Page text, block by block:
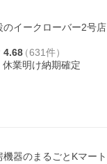
のイークローバー2号店
4.68（631件）
業明け納期確定
機器のまるごとKマート